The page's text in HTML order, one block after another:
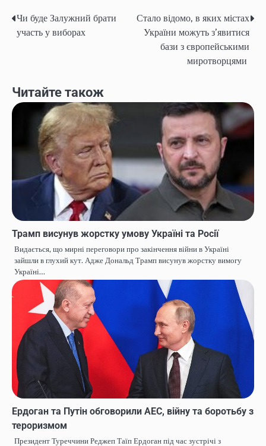
Навігація
записів
Чи буде Залужний брати
участь у виборах
Стало відомо, в яких містах
України можуть з’явитися
бази з європейськими
миротворцями
Читайте також
Трамп висунув жорстку умову Україні та Росії
Видається, що мирні переговори про закінчення війни в Україні
зайшли в глухий кут. Адже Дональд Трамп висунув жорстку вимогу
Україні…
Ердоган та Путін обговорили АЕС, війну та боротьбу з
тероризмом
Президент Туреччини Реджеп Таїп Ердоган під час зустрічі з